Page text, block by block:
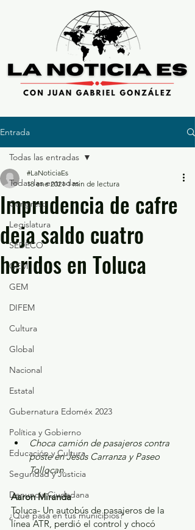
Entrada
Todas las entradas
Congreso
Legislatura
SEDECO
GEM
GEM
DIFEM
Cultura
Global
Nacional
Estatal
Gubernatura Edoméx 2023
Política y Gobierno
Educación y Cultura
Seguridad y Justicia
Denuncia Ciudadana
¿Qué pasa en tus municipios?
Todas las entradas
Imprudencia de cafre
deja saldo cuatro
heridos en Toluca
#LaNoticiaEs
18 ene 2021 1 min de lectura
Choca camión de pasajeros contra
poste en Jesús Carranza y Paseo
Tollocan.
Aaron Miranda
Toluca- Un autobús de pasajeros de la
línea ATR, perdió el control y chocó